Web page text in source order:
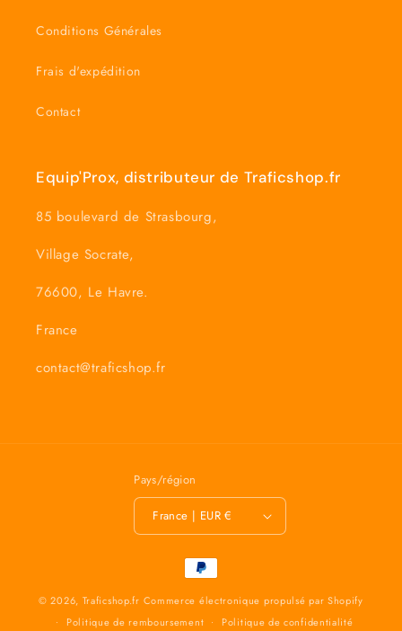
Conditions Générales
Frais d'expédition
Contact
Equip'Prox, distributeur de Traficshop.fr
85 boulevard de Strasbourg,
Village Socrate,
76600, Le Havre.
France
contact@traficshop.fr
Pays/région
France | EUR €
Moyens
de
paiement
© 2026, Traficshop.fr Commerce électronique propulsé par Shopify
Politique de remboursement
Politique de confidentialité